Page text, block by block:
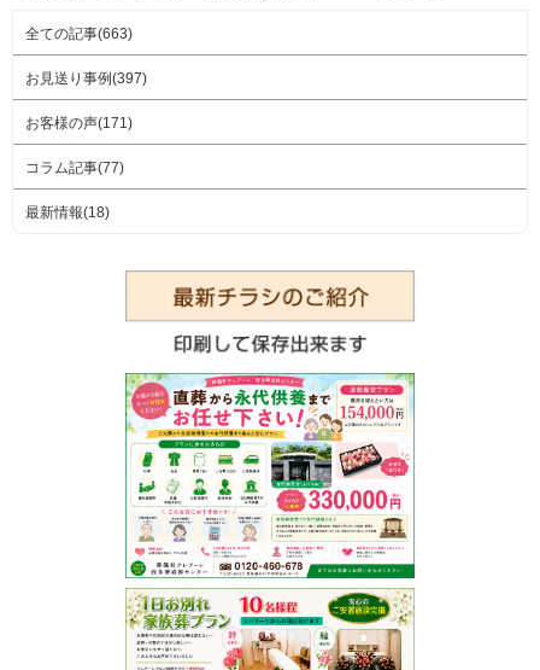
全ての記事(663)
お見送り事例(397)
お客様の声(171)
コラム記事(77)
最新情報(18)